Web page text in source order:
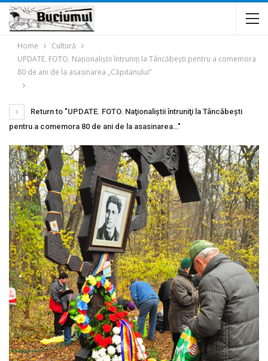
Home
Cultură
UPDATE. FOTO. Naţionaliştii întruniţi la Tâncăbești pentru a comemora
80 de ani de la asasinarea „Căpitanului”
Return to "UPDATE. FOTO. Naţionaliştii întruniţi la Tâncăbești
pentru a comemora 80 de ani de la asasinarea…"